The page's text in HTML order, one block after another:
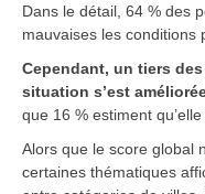
Dans le détail, 64 % des
mauvaises les conditions
Cependant, un tiers
situation s’est
que 16 % estiment qu’elle
Alors que le score global
certaines thématiques